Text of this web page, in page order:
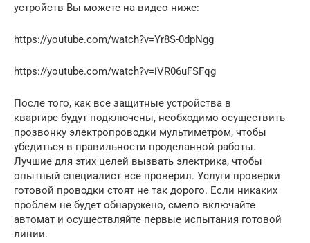
устройств Вы можете на видео ниже:
https://youtube.com/watch?v=Yr8S-0dpNgg
https://youtube.com/watch?v=iVR06uFSFqg
После того, как все защитные устройства в
квартире будут подключены, необходимо осуществить
прозвонку электропроводки мультиметром, чтобы
убедиться в правильности проделанной работы.
Лучшие для этих целей вызвать электрика, чтобы
опытный специалист все проверил. Услуги проверки
готовой проводки стоят не так дорого. Если никаких
проблем не будет обнаружено, смело включайте
автомат и осуществляйте первые испытания готовой
линии.